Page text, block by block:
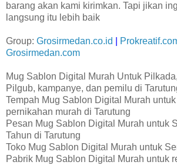
barang akan kami kirimkan. Tapi jikan
langsung itu lebih baik
Group: Grosirmedan.co.id
Grosirmedan.com
Mug Sablon Digital Murah Untuk
Pilgub, kampanye, dan pemilu di
Tempah Mug Sablon Digital Murah
pernikahan murah di Tarutung
Pesan Mug Sablon Digital Murah untuk
Tahun di Tarutung
Toko Mug Sablon Digital Murah untuk
Pabrik Mug Sablon Digital Murah untuk